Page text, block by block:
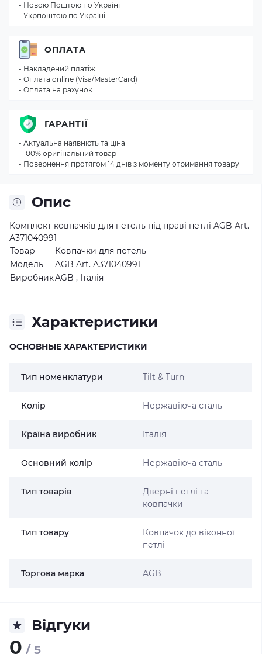
Опис
Комплект ковпачків для петель під праві петлі AGB Art.
A371040991
Товар
Ковпачки для петель
Модель
AGB Art. A371040991
ВиробникAGB , Італія
Характеристики
ОСНОВНЫЕ ХАРАКТЕРИСТИКИ
Тип номенклатури Tilt & Turn
Колір Нержавіюча сталь
Країна виробник Італія
Основний колір Нержавіюча сталь
Тип товарів
Дверні петлі та
ковпачки
Тип товару
Ковпачок до віконної
петлі
Торгова марка AGB
Відгуки
0 / 5
- Новою Поштою по Україні
- Укрпоштою по Україні
ОПЛАТА
- Накладений платіж
- Оплата online (Visa/MasterCard)
- Оплата на рахунок
ГАРАНТІЇ
- Актуальна наявність та ціна
- 100% оригінальний товар
- Повернення протягом 14 днів з моменту отримання товару